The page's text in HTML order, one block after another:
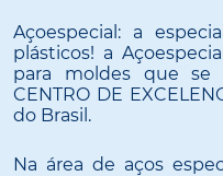
Açoespecial: a
plásticos! a
para moldes que
CENTRO DE
do Brasil.
Na área de aços